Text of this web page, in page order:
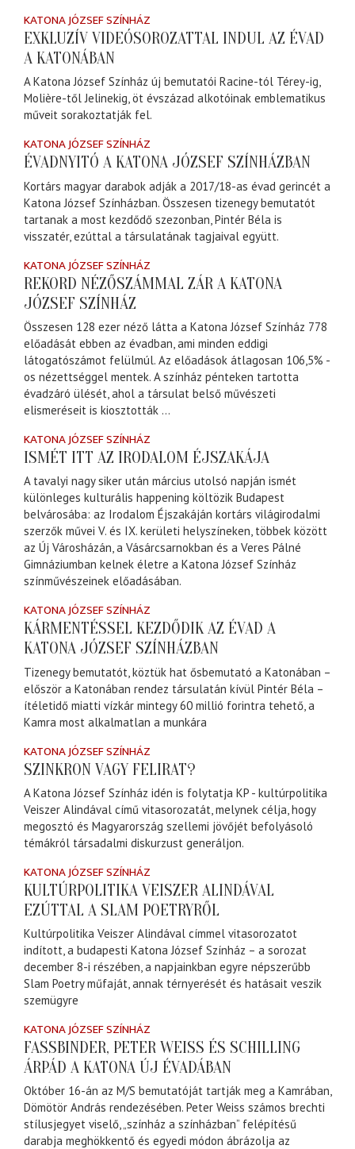
KATONA JÓZSEF SZÍNHÁZ
EXKLUZÍV VIDEÓSOROZATTAL INDUL AZ ÉVAD
A KATONÁBAN
A Katona József Színház új bemutatói Racine-tól Térey-ig,
Molière-től Jelinekig, öt évszázad alkotóinak emblematikus
műveit sorakoztatják fel.
KATONA JÓZSEF SZÍNHÁZ
ÉVADNYITÓ A KATONA JÓZSEF SZÍNHÁZBAN
Kortárs magyar darabok adják a 2017/18-as évad gerincét a
Katona József Színházban. Összesen tizenegy bemutatót
tartanak a most kezdődő szezonban, Pintér Béla is
visszatér, ezúttal a társulatának tagjaival együtt.
KATONA JÓZSEF SZÍNHÁZ
REKORD NÉZŐSZÁMMAL ZÁR A KATONA
JÓZSEF SZÍNHÁZ
Összesen 128 ezer néző látta a Katona József Színház 778
előadását ebben az évadban, ami minden eddigi
látogatószámot felülmúl. Az előadások átlagosan 106,5% -
os nézettséggel mentek. A színház pénteken tartotta
évadzáró ülését, ahol a társulat belső művészeti
elismeréseit is kiosztották ...
KATONA JÓZSEF SZÍNHÁZ
ISMÉT ITT AZ IRODALOM ÉJSZAKÁJA
A tavalyi nagy siker után március utolsó napján ismét
különleges kulturális happening költözik Budapest
belvárosába: az Irodalom Éjszakáján kortárs világirodalmi
szerzők művei V. és IX. kerületi helyszíneken, többek között
az Új Városházán, a Vásárcsarnokban és a Veres Pálné
Gimnáziumban kelnek életre a Katona József Színház
színművészeinek előadásában.
KATONA JÓZSEF SZÍNHÁZ
KÁRMENTÉSSEL KEZDŐDIK AZ ÉVAD A
KATONA JÓZSEF SZÍNHÁZBAN
Tizenegy bemutatót, köztük hat ősbemutató a Katonában –
először a Katonában rendez társulatán kívül Pintér Béla –
ítéletidő miatti vízkár mintegy 60 millió forintra tehető, a
Kamra most alkalmatlan a munkára
KATONA JÓZSEF SZÍNHÁZ
SZINKRON VAGY FELIRAT?
A Katona József Színház idén is folytatja KP - kultúrpolitika
Veiszer Alindával című vitasorozatát, melynek célja, hogy
megosztó és Magyarország szellemi jövőjét befolyásoló
témákról társadalmi diskurzust generáljon.
KATONA JÓZSEF SZÍNHÁZ
KULTÚRPOLITIKA VEISZER ALINDÁVAL
EZÚTTAL A SLAM POETRYRŐL
Kultúrpolitika Veiszer Alindával címmel vitasorozatot
indított, a budapesti Katona József Színház – a sorozat
december 8-i részében, a napjainkban egyre népszerűbb
Slam Poetry műfaját, annak térnyerését és hatásait veszik
szemügyre
KATONA JÓZSEF SZÍNHÁZ
FASSBINDER, PETER WEISS ÉS SCHILLING
ÁRPÁD A KATONA ÚJ ÉVADÁBAN
Október 16-án az M/S bemutatóját tartják meg a Kamrában,
Dömötör András rendezésében. Peter Weiss számos brechti
stílusjegyet viselő, „színház a színházban” felépítésű
darabja meghökkentő és egyedi módon ábrázolja az